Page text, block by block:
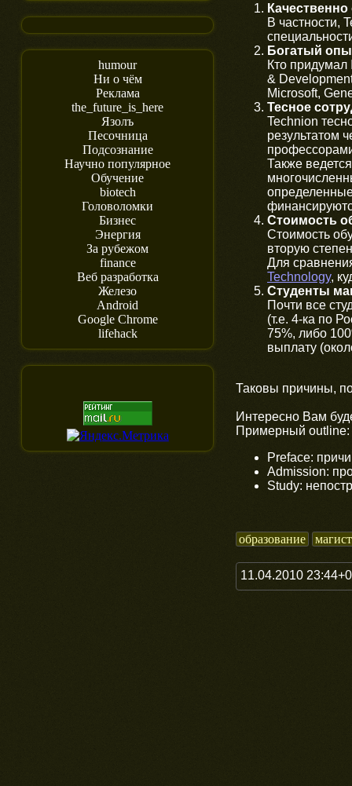
humour
Ни о чём
Реклама
the_future_is_here
Язолъ
Песочница
Подсознание
Научно популярное
Обучение
biotech
Головоломки
Бизнес
Энергия
За рубежом
finance
Веб разработка
Железо
Android
Google Chrome
lifehack
В частности,
Богатый
Кто
&
Microsoft,
Тесное
Technion
результатом
Также
Стоимость
Стоимость
вторую
Для
Technology,
Студенты
Почти все
(т.е. 4-ка по
75%, либо
выплату
Таковы причины,
Интересно Вам
Примерный outline:
Preface:
Admission:
Study:
образование
11.04.2010